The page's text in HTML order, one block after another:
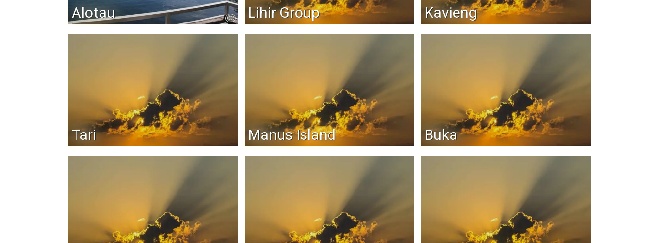
Alotau CC Lihir Group Kavieng
Tari Manus Island Buka